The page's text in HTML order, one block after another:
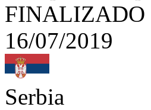
FINALIZADO
16/07/2019
Serbia